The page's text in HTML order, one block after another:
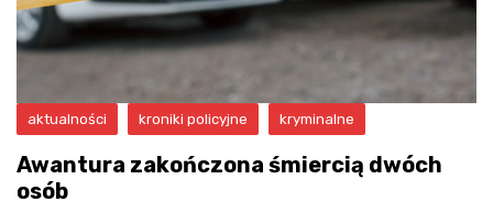
aktualności kroniki policyjne kryminalne
Awantura zakończona śmiercią dwóch
osób